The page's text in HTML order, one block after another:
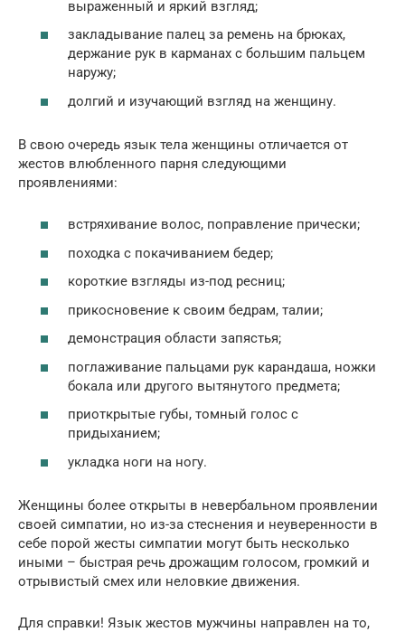
выраженный и яркий взгляд;
закладывание палец за ремень на брюках,
держание рук в карманах с большим пальцем
наружу;
долгий и изучающий взгляд на женщину.
В свою очередь язык тела женщины отличается от
жестов влюбленного парня следующими
проявлениями:
встряхивание волос, поправление прически;
походка с покачиванием бедер;
короткие взгляды из-под ресниц;
прикосновение к своим бедрам, талии;
демонстрация области запястья;
поглаживание пальцами рук карандаша, ножки
бокала или другого вытянутого предмета;
приоткрытые губы, томный голос с
придыханием;
укладка ноги на ногу.
Женщины более открыты в невербальном проявлении
своей симпатии, но из-за стеснения и неуверенности в
себе порой жесты симпатии могут быть несколько
иными – быстрая речь дрожащим голосом, громкий и
отрывистый смех или неловкие движения.
Для справки! Язык жестов мужчины направлен на то,